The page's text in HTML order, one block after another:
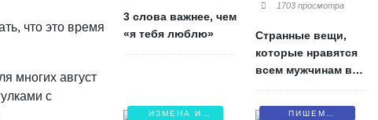
что это время
многих август
с
3 слова важнее, чем
«я тебя люблю»
1703 просмотра
Странные вещи,
которые нравятся
всем мужчинам в
ИЗМЕНА И
ПИШЕМ